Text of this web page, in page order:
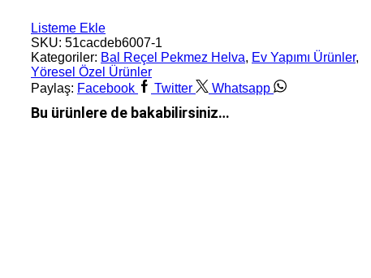
Listeme Ekle
SKU: 51cacdeb6007-1
Kategoriler: Bal Reçel Pekmez Helva, Ev Yapımı Ürünler,
Yöresel Özel Ürünler
Paylaş: Facebook Twitter Whatsapp
Bu ürünlere de bakabilirsiniz…